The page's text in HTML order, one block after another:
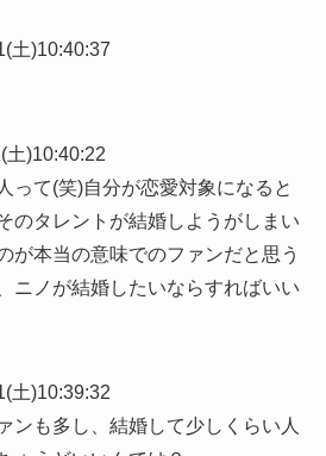
土)10:40:37
土)10:40:22
って(笑)自分が恋愛対象になると
のタレントが結婚しようがしまい
が本当の意味でのファンだと思う
ニノが結婚したいならすればいい
土)10:39:32
ンも多し、結婚して少しくらい人